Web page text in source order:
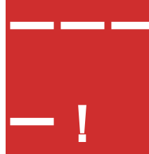
ーー
ー！